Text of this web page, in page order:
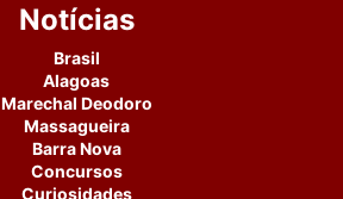
Notícias
Brasil
Alagoas
Marechal Deodoro
Massagueira
Barra Nova
Concursos
Curiosidades